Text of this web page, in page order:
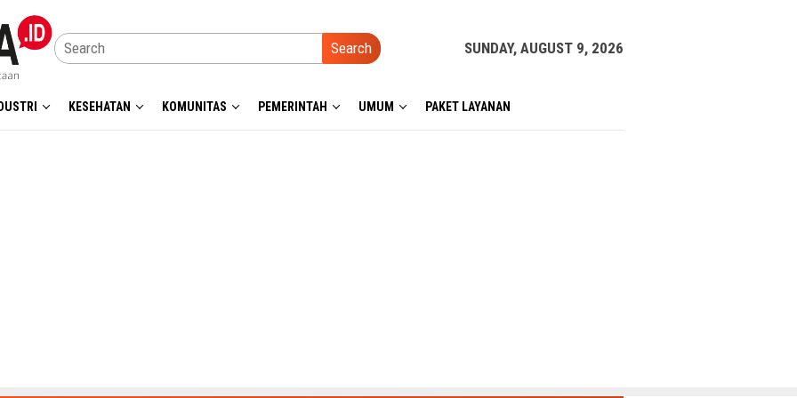
Search SUNDAY, AUGUST 9, 2026
KESEHATAN KOMUNITAS PEMERINTAH UMUM PAKET LAYANAN